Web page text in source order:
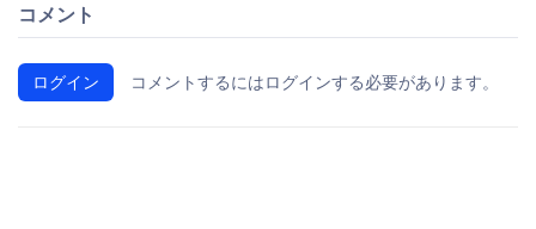
コメント
ログイン コメントするにはログインする必要があります。